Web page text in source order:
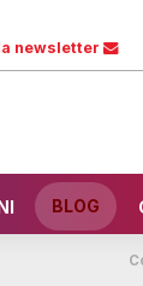
newsletter
BLOG